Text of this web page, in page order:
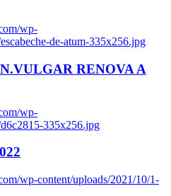
wp-
de-atum-335x256.jpg
RENOVA A
wp-
335x256.jpg
wp-content/uploads/2021/10/1-